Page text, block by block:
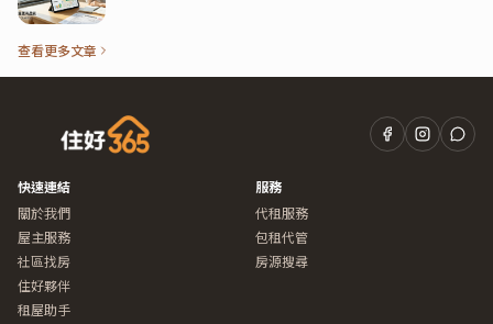
查看更多文章
快速連結
關於我們
屋主服務
社區找房
住好夥伴
租屋助手
服務
代租服務
包租代管
房源搜尋